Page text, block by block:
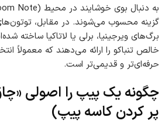
گزینه محسوب می‌شوند. در مقابل،
برگ‌های ویرجینیا، برلی یا لاتاکیا ساخته
خالص تنباکو را ارائه می‌دهند که معمولاً
حرفه‌ای‌تر و قدیمی‌تر است.
چگونه یک پیپ را اصولی
پر کردن کاسه پیپ)